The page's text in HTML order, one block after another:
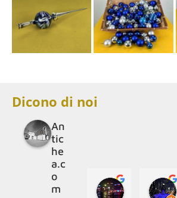
Dicono di noi
An
tic
he
a.c
o
m
Casini Bruni